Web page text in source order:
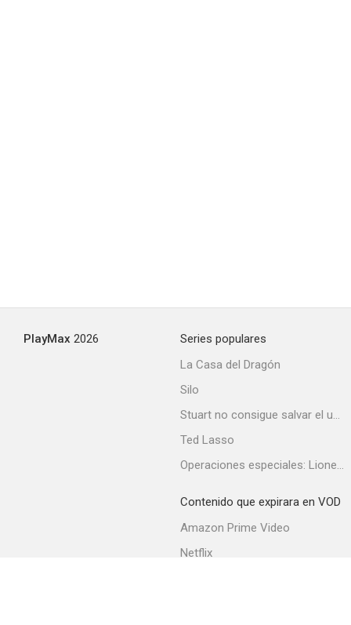
PlayMax 2026
Series populares
La Casa del Dragón
Silo
Stuart no consigue salvar el universo
Ted Lasso
Operaciones especiales: Lioness
Contenido que expirara en VOD
Amazon Prime Video
Netflix